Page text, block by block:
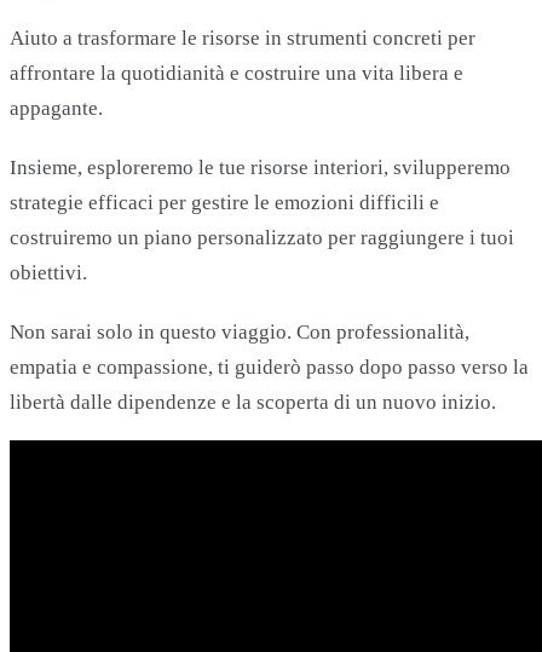
Aiuto a trasformare le risorse in strumenti concreti per
affrontare la quotidianità e costruire una vita libera e
appagante.
Insieme, esploreremo le tue risorse interiori, svilupperemo
strategie efficaci per gestire le emozioni difficili e
costruiremo un piano personalizzato per raggiungere i tuoi
obiettivi.
Non sarai solo in questo viaggio. Con professionalità,
empatia e compassione, ti guiderò passo dopo passo verso la
libertà dalle dipendenze e la scoperta di un nuovo inizio.